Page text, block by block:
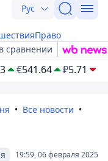
Рус
Право
сравнении
€541.64 ₽5.71
Все новости
19:59, 06 февраля 2025